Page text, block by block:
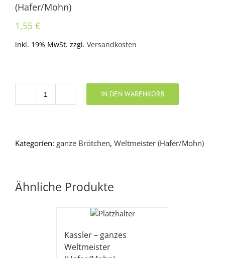
(Hafer/Mohn)
1,55 €
inkl. 19% MwSt. zzgl. Versandkosten
Anzahl
IN DEN WARENKORB
Kategorien: ganze Brötchen, Weltmeister (Hafer/Mohn)
Ähnliche Produkte
Kassler – ganzes
Weltmeister